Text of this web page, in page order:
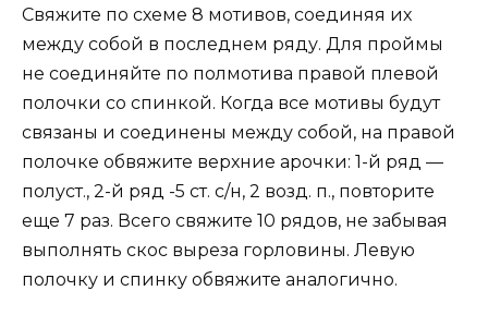
Свяжите по схеме 8 мотивов, соединяя их
между собой в последнем ряду. Для проймы
не соединяйте по полмотива правой плевой
полочки со спинкой. Когда все мотивы будут
связаны и соединены между собой, на правой
полочке обвяжите верхние арочки: 1-й ряд —
полуст., 2-й ряд -5 ст. с/н, 2 возд. п., повторите
еще 7 раз. Всего свяжите 10 рядов, не забывая
выполнять скос выреза горловины. Левую
полочку и спинку обвяжите аналогично.